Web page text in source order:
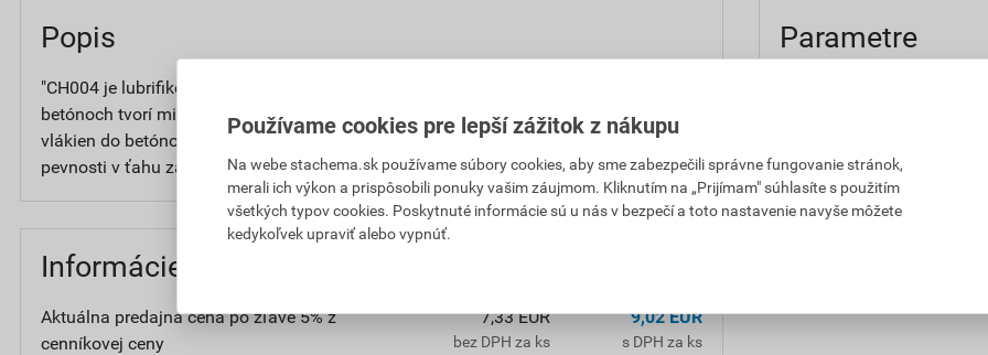
Popis
"CH004 je lubrifikované polypropylénové vlákno s dĺžkou 4 mm. V maltách a
betónoch tvorí mikroarmatúru zabraňujúcu tvorbe zmršťovacích trhlín. Prídavkom
vlákien do betónov dosiahneme: • zvýšenie pevnosti v tlaku o 6 – 15 % • zvýšenie
pevnosti v ťahu za ohybu o 6 – 13 % • zvýšenie rázovej pevnosti o 200 – 250 %"
Informácie o cene
Aktuálna predajná cena po zľave 5% z
cenníkovej ceny
7,33 EUR
bez DPH za ks
9,02 EUR
s DPH za ks
Parametre
použitie
Používame cookies pre lepší zážitok z nákupu
Na webe stachema.sk používame súbory cookies, aby sme zabezpečili správne fungovanie stránok,
merali ich výkon a prispôsobili ponuky vašim záujmom. Kliknutím na „Prijímam" súhlasíte s použitím
všetkých typov cookies. Poskytnuté informácie sú u nás v bezpečí a toto nastavenie navyše môžete
kedykoľvek upraviť alebo vypnúť.